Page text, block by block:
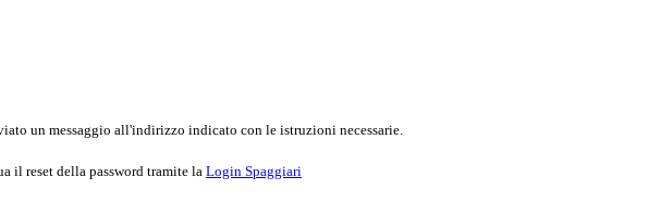
un messaggio all'indirizzo indicato con le istruzioni necessarie.
il reset della password tramite la Login Spaggiari